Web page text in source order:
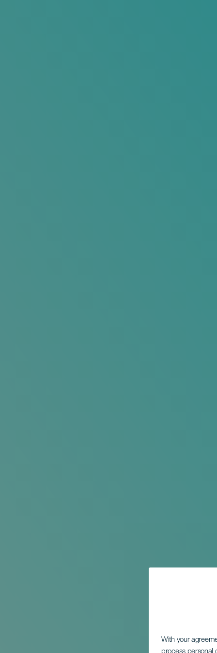
With your